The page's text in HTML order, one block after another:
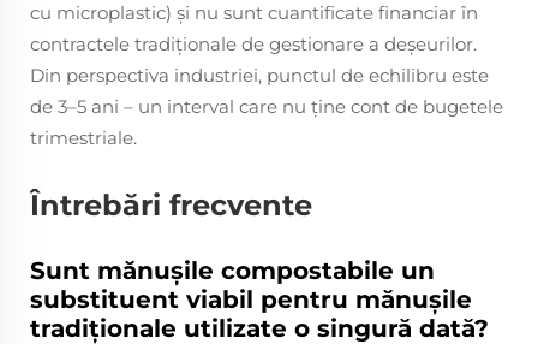
cu microplastic) și nu sunt cuantificate financiar în
contractele tradiționale de gestionare a deșeurilor.
Din perspectiva industriei, punctul de echilibru este
de 3–5 ani – un interval care nu ține cont de bugetele
trimestriale.
Întrebări frecvente
Sunt mănușile compostabile un
substituent viabil pentru mănușile
tradiționale utilizate o singură dată?